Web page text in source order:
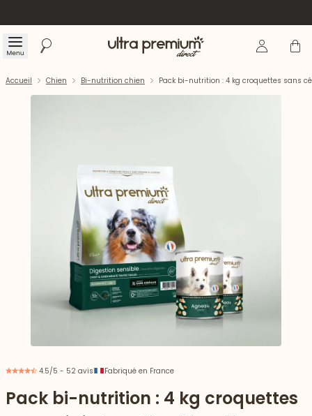
Menu Rechercher Accueil Se Panier
Accueil Chien Bi-nutrition chien Pack bi-nutrition : 4 kg croquettes sans
4.5/5 - 52 avis Fabriqué en France
Pack bi-nutrition : 4 kg croquettes